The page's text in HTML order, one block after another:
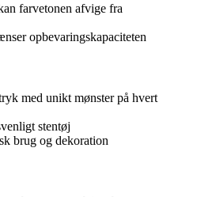
farvetonen afvige fra
opbevaringskapaciteten
med unikt mønster på hvert
stentøj
brug og dekoration